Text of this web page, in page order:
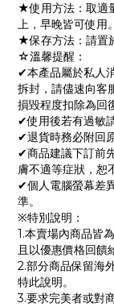
★使用方法：取適
上，早晚皆可使用。
★保存方法：請置
☆溫馨提醒：
✔本產品屬於私人
拆封，請儘速向客
損毀程度扣除為回
✔使用後若有過敏
✔退貨時務必附回
✔商品建議下訂前
膚不適等症狀，恕
✔個人電腦螢幕差
準。
※特別說明：
1.本賣場內商品皆
且以優惠價格回饋
2.部分商品保留海
特此說明。
3.要求完美者或對